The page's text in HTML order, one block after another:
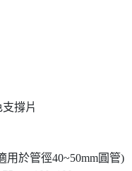
撐片
用於管徑40~50mm圓管)